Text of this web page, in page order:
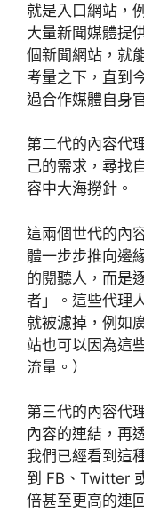
就是入口網站，
大量新聞媒體提
個新聞網站，就
考量之下，直到
過合作媒體自身
第二代的內容代
己的需求，尋找
容中大海撈針。
這兩個世代的內
體一步步推向邊
的閱聽人，而是
者」。這些代理
就被濾掉，例如
站也可以因為這
流量。）
第三代的內容代
內容的連結，再
我們已經看到這
到 FB、Twitter
倍甚至更高的連